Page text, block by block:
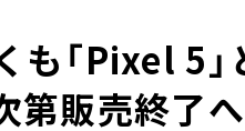
「Pixel 5」
第販売終了へ